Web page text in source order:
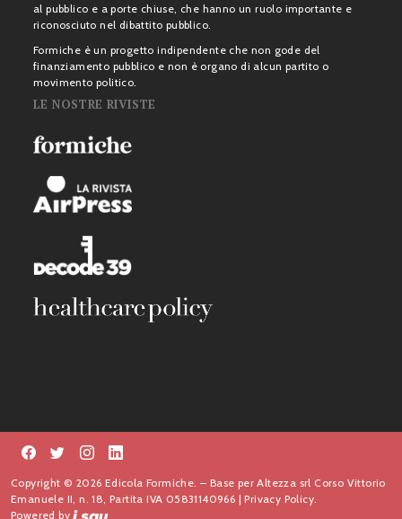
al pubblico e a porte chiuse, che hanno un ruolo importante e
riconosciuto nel dibattito pubblico.
Formiche è un progetto indipendente che non gode del
finanziamento pubblico e non è organo di alcun partito o
movimento politico.
LE NOSTRE RIVISTE
Copyright © 2026 Edicola Formiche. – Base per Altezza srl Corso Vittorio
Emanuele II, n. 18, Partita IVA 05831140966 |Privacy Policy.
Powered by